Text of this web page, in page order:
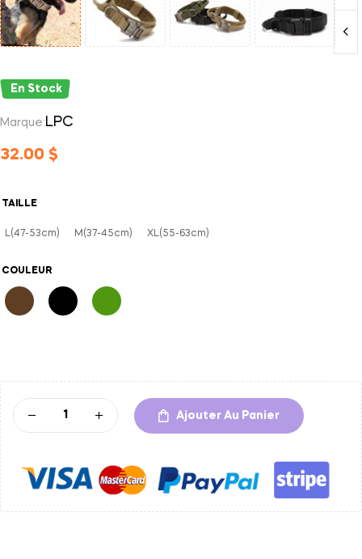
En Stock
Marque: LPC
32.00 $
TAILLE
L(47-53cm) M(37-45cm) XL(55-63cm)
COULEUR
Ajouter Au Panier
l
t
e
r
n
a